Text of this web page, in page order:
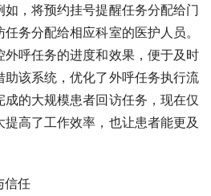
，将预约挂号提醒任务分配给门
务分配给相应科室的医护人员。
外呼任务的进度和效果，便于及时
该系统，优化了外呼任务执行流
的大规模患者回访任务，现在仅
高了工作效率，也让患者能更及
信任